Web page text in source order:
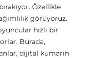
Özellikle
görüyoruz.
hızlı bir
Burada,
dijital kumarın